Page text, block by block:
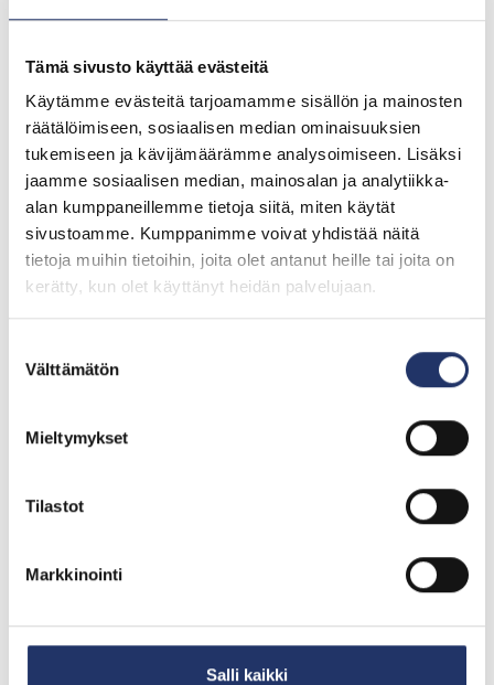
Tämä sivusto käyttää evästeitä
Käytämme evästeitä tarjoamamme sisällön ja mainosten
räätälöimiseen, sosiaalisen median ominaisuuksien
tukemiseen ja kävijämäärämme analysoimiseen. Lisäksi
jaamme sosiaalisen median, mainosalan ja analytiikka-
alan kumppaneillemme tietoja siitä, miten käytät
sivustoamme. Kumppanimme voivat yhdistää näitä
tietoja muihin tietoihin, joita olet antanut heille tai joita on
kerätty, kun olet käyttänyt heidän palvelujaan.
valinta
Välttämätön
Mieltymykset
Tilastot
Markkinointi
Salli kaikki